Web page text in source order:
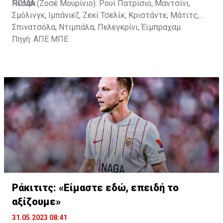
Νεσίρι
ΡΟΜΑ (Ζοσέ Μουρίνιο): Ρουί Πατρίσιο, Μαντσίνι,
Σμόλινγκ, Ιμπάνιεζ, Ζεκί Τσελίκ, Κριστάντε, Μάτιτς,
Σπινατσόλα, Ντιμπάλα, Πελεγκρίνι, Έϊμπραχαμ.
Πηγή: ΑΠΕ ΜΠΕ
Ράκιτιτς: «Είμαστε εδώ, επειδή το
αξίζουμε»
31.05.2023 08:41